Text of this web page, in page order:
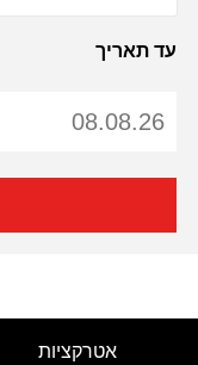
עד תאריך
אטרקציות